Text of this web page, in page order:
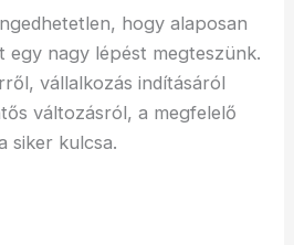
hogy alaposan
egy nagy lépést megteszünk.
vállalkozás indításáról
változásról, a megfelelő
siker kulcsa.